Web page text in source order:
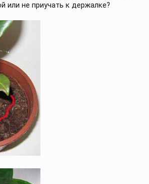
или не приучать к держалке?